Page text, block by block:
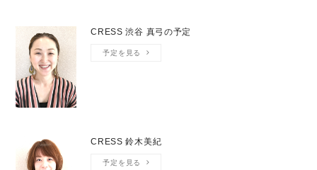
CRESS 渋谷 真弓の予定
予定を見る
CRESS 鈴木美紀
予定を見る